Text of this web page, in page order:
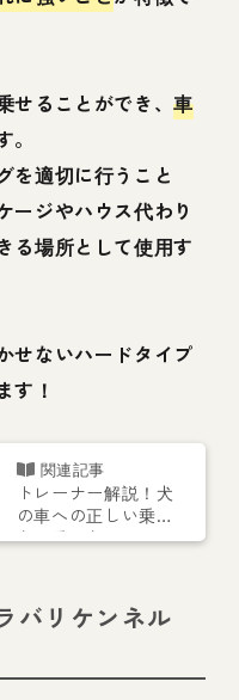
せることができ、車
を適切に行うこと
ージやハウス代わり
る場所として使用す
せないハードタイプ
す！
トレーナー解説！犬
の車への正しい乗せ
方 乗せ方によって
バリケンネル